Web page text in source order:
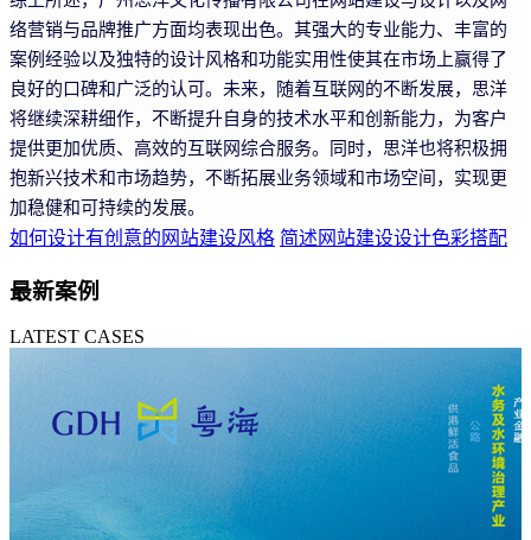
络营销与品牌推广方面均表现出色。其强大的专业能力、丰富的
案例经验以及独特的设计风格和功能实用性使其在市场上赢得了
良好的口碑和广泛的认可。未来，随着互联网的不断发展，思洋
将继续深耕细作，不断提升自身的技术水平和创新能力，为客户
提供更加优质、高效的互联网综合服务。同时，思洋也将积极拥
抱新兴技术和市场趋势，不断拓展业务领域和市场空间，实现更
加稳健和可持续的发展。
如何设计有创意的网站建设风格 简述网站建设设计色彩搭配
最新案例
LATEST CASES